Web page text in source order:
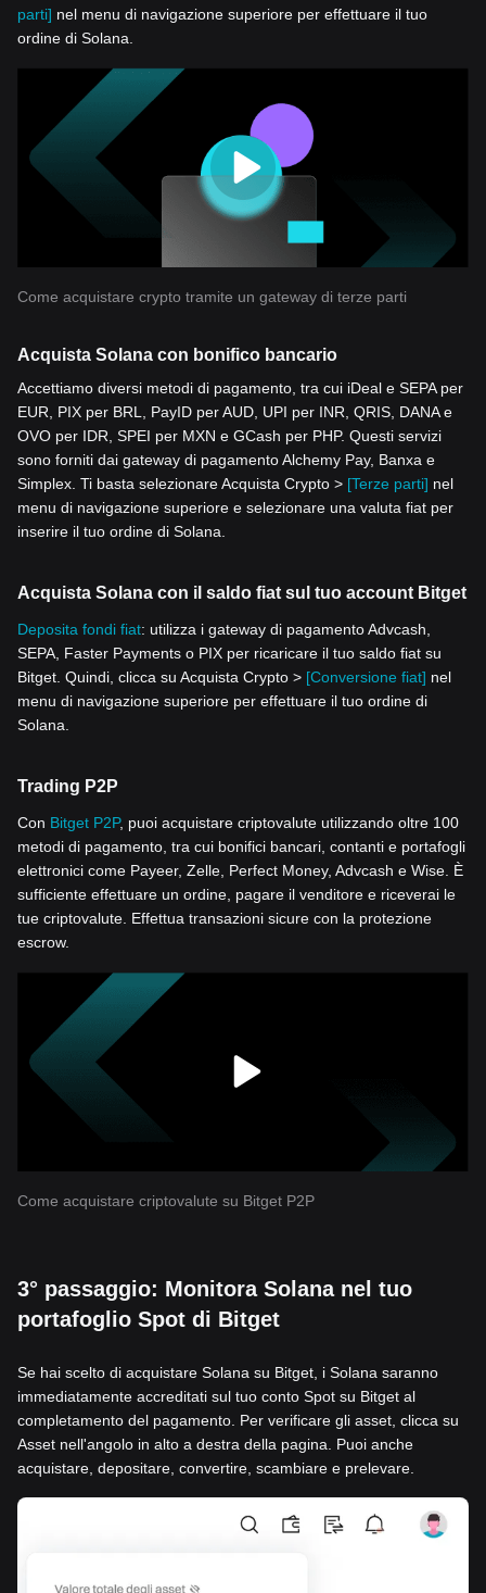
parti] nel menu di navigazione superiore per effettuare il tuo
ordine di Solana.
Come acquistare crypto tramite un gateway di terze parti
Acquista Solana con bonifico bancario
Accettiamo diversi metodi di pagamento, tra cui iDeal e SEPA per
EUR, PIX per BRL, PayID per AUD, UPI per INR, QRIS, DANA e
OVO per IDR, SPEI per MXN e GCash per PHP. Questi servizi
sono forniti dai gateway di pagamento Alchemy Pay, Banxa e
Simplex. Ti basta selezionare Acquista Crypto > [Terze parti] nel
menu di navigazione superiore e selezionare una valuta fiat per
inserire il tuo ordine di Solana.
Acquista Solana con il saldo fiat sul tuo account Bitget
Deposita fondi fiat: utilizza i gateway di pagamento Advcash,
SEPA, Faster Payments o PIX per ricaricare il tuo saldo fiat su
Bitget. Quindi, clicca su Acquista Crypto > [Conversione fiat] nel
menu di navigazione superiore per effettuare il tuo ordine di
Solana.
Trading P2P
Con Bitget P2P, puoi acquistare criptovalute utilizzando oltre 100
metodi di pagamento, tra cui bonifici bancari, contanti e portafogli
elettronici come Payeer, Zelle, Perfect Money, Advcash e Wise. È
sufficiente effettuare un ordine, pagare il venditore e riceverai le
tue criptovalute. Effettua transazioni sicure con la protezione
escrow.
Come acquistare criptovalute su Bitget P2P
3° passaggio: Monitora Solana nel tuo
portafoglio Spot di Bitget
Se hai scelto di acquistare Solana su Bitget, i Solana saranno
immediatamente accreditati sul tuo conto Spot su Bitget al
completamento del pagamento. Per verificare gli asset, clicca su
Asset nell'angolo in alto a destra della pagina. Puoi anche
acquistare, depositare, convertire, scambiare e prelevare.